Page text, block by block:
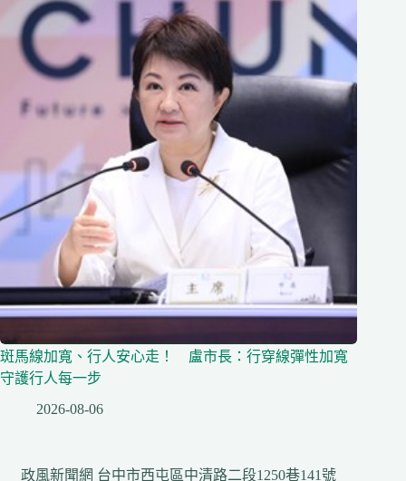
斑馬線加寬、行人安心走！ 盧市長：行穿線彈性加寬
守護行人每一步
2026-08-06
政風新聞網 台中市西屯區中清路二段1250巷141號